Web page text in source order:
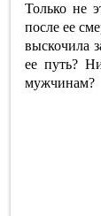
Только не
после ее
выскочила
ее путь?
мужчинам?